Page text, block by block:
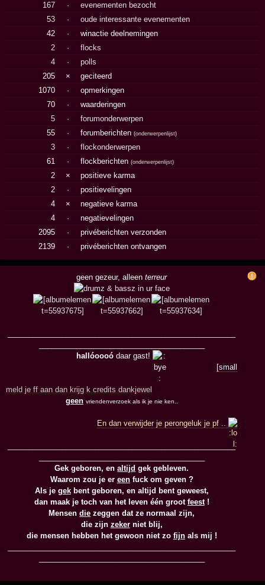
167
·
evenementen bezocht
53
·
oude interessante evenementen
42
·
winactie deelnemingen
2
·
flocks
4
·
polls
205
×
geciteerd
1070
·
opmerkingen
70
·
waarderingen
5
·
forumonderwerpen
55
· forumberichten(onderwerpenlijst)
3 ·
flockonderwerpen
61
· flockberichten(onderwerpenlijst)
2 ×
positieve karma
2
·
positievelingen
4
×
negatieve karma
4
·
negatievelingen
2095
·
privéberichten verzonden
2139
· privéberichten ontvangen
geen gezeur, alleenterreur
hallóoooó daar gast!
[small
meld je ff aan dan krijg k credits dankjewel
geen vriendenverzoek als ik je nie ken..
En dan verwijder je perongeluk je pf ..
_______________________________________________________
Gek geboren, enaltijd gek gebleven.
Waarom zou je er eenfuck om geven ?
Als je gekbent geboren, en altijd bent geweest,
dan maak je toch van het leven één groot feest!
Mensendie zeggen dat ze normaal zijn,
die zijn zekerniet blij,
die mensen hebben het gewoon niet zo fijnals mij !